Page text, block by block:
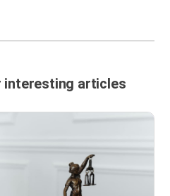
interesting articles